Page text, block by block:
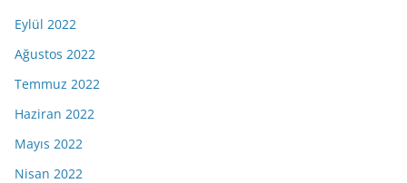
Eylül 2022
Ağustos 2022
Temmuz 2022
Haziran 2022
Mayıs 2022
Nisan 2022